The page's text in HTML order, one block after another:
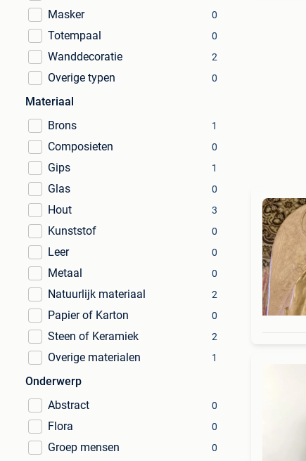
Masker 0
Totempaal 0
Wanddecoratie 2
Overige typen 0
Materiaal
Brons
1
Composieten 0
Gips 1
Glas 0
Hout 3
Kunststof 0
Leer 0
Metaal 0
Natuurlijk materiaal 2
Papier of Karton 0
Steen of Keramiek 2
Overige materialen 1
Onderwerp
Abstract
0
Flora 0
Groep mensen 0